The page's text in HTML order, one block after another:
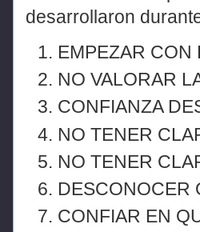
desarrollaron
EMPEZAR
NO VALORAR
CONFIANZA
NO TENER
NO TENER
DESCONOCER
CONFIAR EN